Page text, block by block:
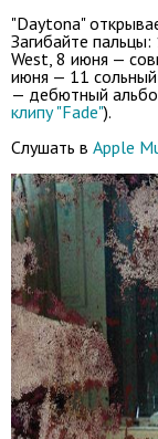
"Daytona"
Загибайте
West, 8 июня —
июня — 11
— дебютный
клипу "Fade").
Слушать в Apple